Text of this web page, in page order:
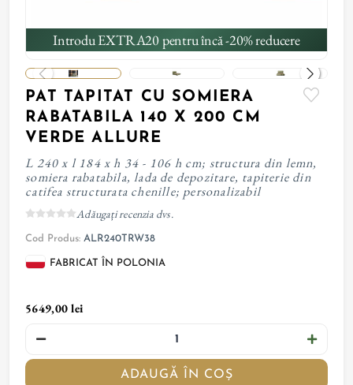
Introdu EXTRA20 pentru încă -20% reducere
PAT TAPITAT CU SOMIERA
RABATABILA 140 X 200 CM
VERDE ALLURE
L 240 x l 184 x h 34 - 106 h cm; structura din lemn,
somiera rabatabila, lada de depozitare, tapiterie din
catifea structurata chenille; personalizabil
Adăugați recenzia dvs.
Cod Produs: ALR240TRW38
FABRICAT ÎN POLONIA
5649,00 lei
ADAUGĂ ÎN COȘ